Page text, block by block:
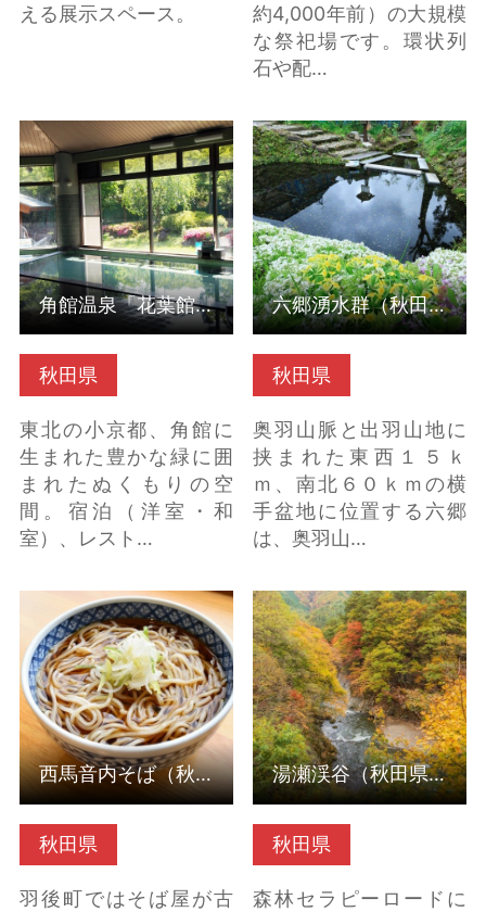
える展示スペース。
約4,000年前）の大規模
な祭祀場です。環状列
石や配…
秋田県
東北の小京都、角館に
生まれた豊かな緑に囲
まれたぬくもりの空
間。宿泊（洋室・和
室）、レスト…
角館温泉「花葉館」
（秋田県仙北市） の詳
細はこちら
角館温泉「花葉館」（秋田県仙北市）
秋田県
奥羽山脈と出羽山地に
挟まれた東西１５ｋ
ｍ、南北６０ｋｍの横
手盆地に位置する六郷
は、奥羽山…
六郷湧水群（秋田県美
郷町） の詳細はこちら
六郷湧水群（秋田県美郷町）
秋田県
羽後町ではそば屋が古
西馬音内そば（秋田県
羽後町） の詳細はこち
ら
西馬音内そば（秋田県羽後町）
秋田県
森林セラピーロードに
湯瀬渓谷（秋田県鹿角
市） の詳細はこちら
湯瀬渓谷（秋田県鹿角市）